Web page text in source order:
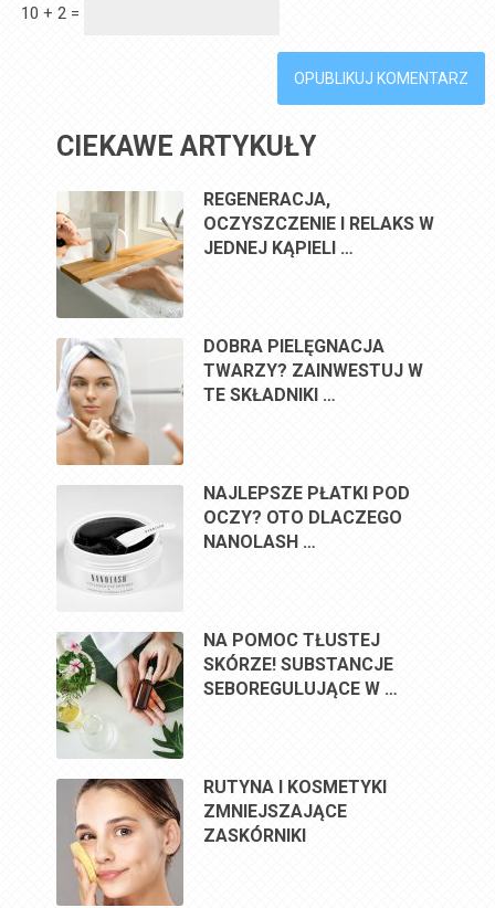
10 + 2 =
CIEKAWE ARTYKUŁY
REGENERACJA,
OCZYSZCZENIE I RELAKS W
JEDNEJ KĄPIELI …
DOBRA PIELĘGNACJA
TWARZY? ZAINWESTUJ W
TE SKŁADNIKI …
NAJLEPSZE PŁATKI POD
OCZY? OTO DLACZEGO
NANOLASH …
NA POMOC TŁUSTEJ
SKÓRZE! SUBSTANCJE
SEBOREGULUJĄCE W …
RUTYNA I KOSMETYKI
ZMNIEJSZAJĄCE
ZASKÓRNIKI